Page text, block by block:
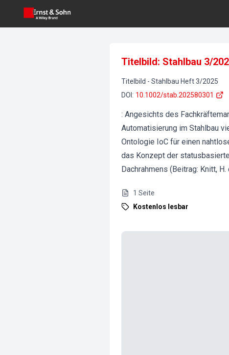
Titelbild: Stahlbau 3/
Titelbild - Stahlbau Heft3/2025
DOI : 10.1002/stab.202580301
: Angesichts des
Automatisierung im Stahlbau
Ontologie IoC für einen
das Konzept der
Dachrahmens (Beitrag: Knitt,
1 Seite
Kostenlos lesbar